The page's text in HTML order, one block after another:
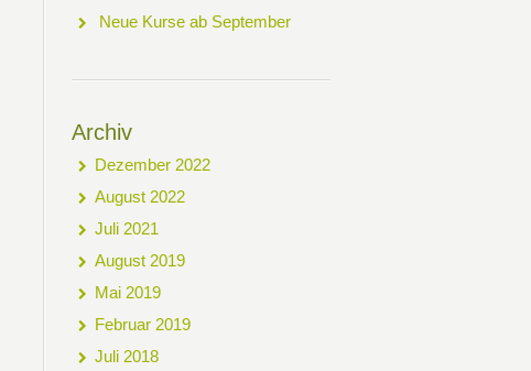
Neue Kurse ab September
Archiv
Dezember 2022
August 2022
Juli 2021
August 2019
Mai 2019
Februar 2019
Juli 2018